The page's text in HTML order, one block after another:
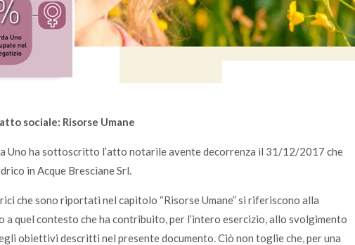
sociale: Risorse Umane
Uno ha sottoscritto l’atto notarile avente decorrenza il 31/12/2017 che
in Acque Bresciane Srl.
che sono riportati nel capitolo “Risorse Umane” si riferiscono alla
quel contesto che ha contribuito, per l’intero esercizio, allo svolgimento
obiettivi descritti nel presente documento. Ciò non toglie che, per una